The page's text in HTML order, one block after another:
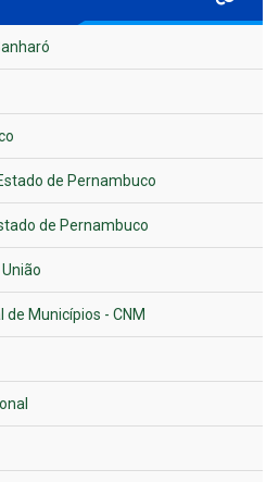
de Pernambuco
de Pernambuco
Municípios - CNM